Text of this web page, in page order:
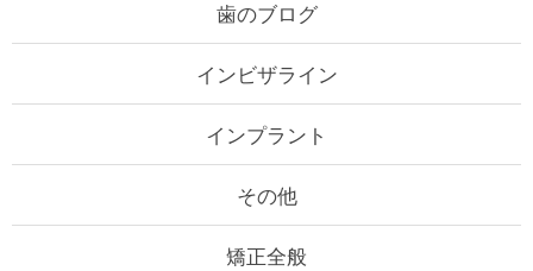
歯のブログ
インビザライン
インプラント
その他
矯正全般